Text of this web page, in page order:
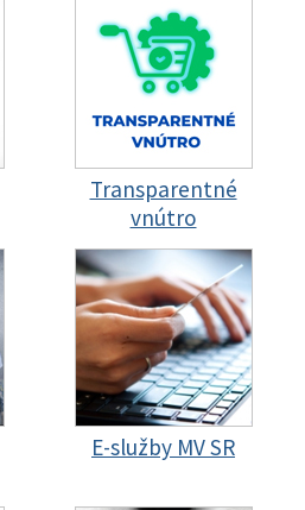
Transparentné
vnútro
E-služby MV SR